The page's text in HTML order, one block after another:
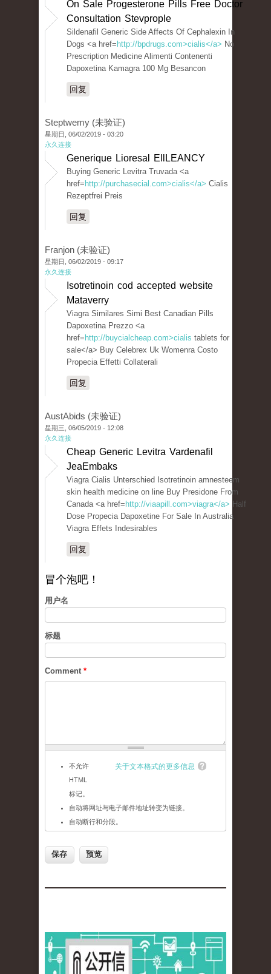
On Sale Progesterone Pills Free Doctor
Consultation Stevprople
Sildenafil Generic Side Affects Of Cephalexin In
Dogs <a href= http://bpdrugs.com>cialis</a> No
Prescription Medicine Alimenti Contenenti
Dapoxetina Kamagra 100 Mg Besancon
回复
Steptwemy (未验证)
星期日, 06/02/2019 - 03:20
永久连接
Generique Lioresal EllLEANCY
Buying Generic Levitra Truvada <a
href= http://purchasecial.com>cialis</a> Cialis
Rezeptfrei Preis
回复
Franjon (未验证)
星期日, 06/02/2019 - 09:17
永久连接
Isotretinoin cod accepted website
Mataverry
Viagra Similares Simi Best Canadian Pills
Dapoxetina Prezzo <a
href= http://buycialcheap.com>cialis tablets for
sale</a> Buy Celebrex Uk Womenra Costo
Propecia Effetti Collaterali
回复
AustAbids (未验证)
星期三, 06/05/2019 - 12:08
永久连接
Cheap Generic Levitra Vardenafil
JeaEmbaks
Viagra Cialis Unterschied Isotretinoin amnesteem
skin health medicine on line Buy Presidone From
Canada <a href= http://viaapill.com>viagra</a> Half
Dose Propecia Dapoxetine For Sale In Australia
Viagra Effets Indesirables
回复
冒个泡吧！
用户名
标题
Comment *
关于文本格式的更多信息
不允许
HTML
标记。
自动将网址与电子邮件地址转变为链接。
自动断行和分段。